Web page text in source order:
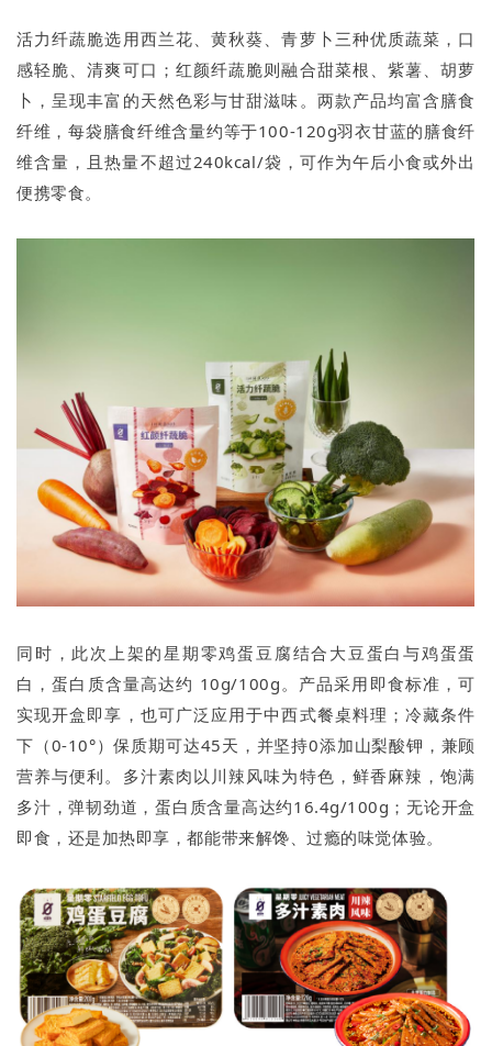
活力纤蔬脆选用西兰花、黄秋葵、青萝卜三种优质蔬菜，口
感轻脆、清爽可口；红颜纤蔬脆则融合甜菜根、紫薯、胡萝
卜，呈现丰富的天然色彩与甘甜滋味。两款产品均富含膳食
纤维，每袋膳食纤维含量约等于100-120g羽衣甘蓝的膳食纤
维含量，且热量不超过240kcal/袋，可作为午后小食或外出
便携零食。
同时，此次上架的星期零鸡蛋豆腐结合大豆蛋白与鸡蛋蛋
白，蛋白质含量高达约 10g/100g。产品采用即食标准，可
实现开盒即享，也可广泛应用于中西式餐桌料理；冷藏条件
下（0-10°）保质期可达45天，并坚持0添加山梨酸钾，兼顾
营养与便利。多汁素肉以川辣风味为特色，鲜香麻辣，饱满
多汁，弹韧劲道，蛋白质含量高达约16.4g/100g；无论开盒
即食，还是加热即享，都能带来解馋、过瘾的味觉体验。